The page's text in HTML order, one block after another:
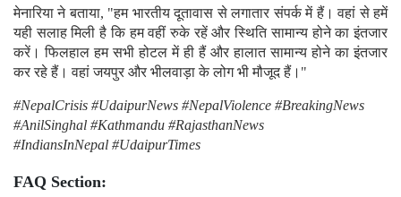
मेनारिया ने बताया, "हम भारतीय दूतावास से लगातार संपर्क में हैं। वहां से हमें
यही सलाह मिली है कि हम वहीं रुके रहें और स्थिति सामान्य होने का इंतजार
करें। फिलहाल हम सभी होटल में ही हैं और हालात सामान्य होने का इंतजार
कर रहे हैं। वहां जयपुर और भीलवाड़ा के लोग भी मौजूद हैं।"
#NepalCrisis #UdaipurNews #NepalViolence #BreakingNews
#AnilSinghal #Kathmandu #RajasthanNews
#IndiansInNepal #UdaipurTimes
FAQ Section: